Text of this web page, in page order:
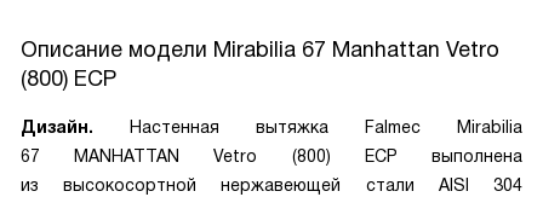
Описание модели Mirabilia 67 Manhattan Vetro
(800) ECP
Дизайн. Настенная вытяжка Falmec Mirabilia
67 MANHATTAN Vetro (800) ECP выполнена
из высокосортной нержавеющей стали AISI 304